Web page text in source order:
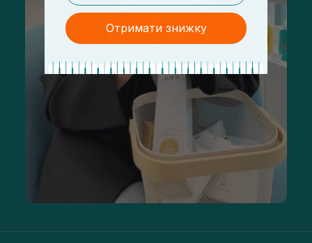
Отримати знижку